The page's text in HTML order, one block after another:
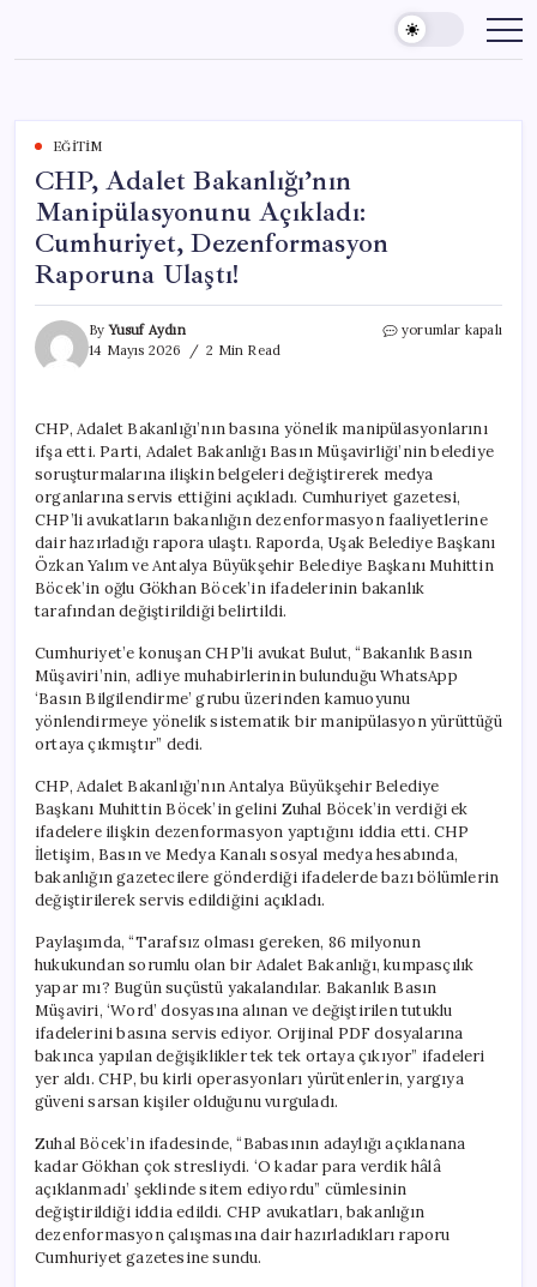
content
EĞITIM
CHP, Adalet Bakanlığı’nın
Manipülasyonunu Açıkladı:
Cumhuriyet, Dezenformasyon
Raporuna Ulaştı!
ByYusuf Aydın
14 Mayıs 2026
2 Min Read
CHP,
Cumhuriyet,
Dezenformasyon
Raporuna
Ulaştı!
için
yorumlar kapalı
CHP, Adalet Bakanlığı’nın basına yönelik manipülasyonlarını
ifşa etti. Parti, Adalet Bakanlığı Basın Müşavirliği’nin belediye
soruşturmalarına ilişkin belgeleri değiştirerek medya
organlarına servis ettiğini açıkladı. Cumhuriyet gazetesi,
CHP’li avukatların bakanlığın dezenformasyon faaliyetlerine
dair hazırladığı rapora ulaştı. Raporda, Uşak Belediye Başkanı
Özkan Yalım ve Antalya Büyükşehir Belediye Başkanı Muhittin
Böcek’in oğlu Gökhan Böcek’in ifadelerinin bakanlık
tarafından değiştirildiği belirtildi.
Cumhuriyet’e konuşan CHP’li avukat Bulut, “Bakanlık Basın
Müşaviri’nin, adliye muhabirlerinin bulunduğu WhatsApp
‘Basın Bilgilendirme’ grubu üzerinden kamuoyunu
yönlendirmeye yönelik sistematik bir manipülasyon yürüttüğü
ortaya çıkmıştır” dedi.
CHP, Adalet Bakanlığı’nın Antalya Büyükşehir Belediye
Başkanı Muhittin Böcek’in gelini Zuhal Böcek’in verdiği ek
ifadelere ilişkin dezenformasyon yaptığını iddia etti. CHP
İletişim, Basın ve Medya Kanalı sosyal medya hesabında,
bakanlığın gazetecilere gönderdiği ifadelerde bazı bölümlerin
değiştirilerek servis edildiğini açıkladı.
Paylaşımda, “Tarafsız olması gereken, 86 milyonun
hukukundan sorumlu olan bir Adalet Bakanlığı, kumpasçılık
yapar mı? Bugün suçüstü yakalandılar. Bakanlık Basın
Müşaviri, ‘Word’ dosyasına alınan ve değiştirilen tutuklu
ifadelerini basına servis ediyor. Orijinal PDF dosyalarına
bakınca yapılan değişiklikler tek tek ortaya çıkıyor” ifadeleri
yer aldı. CHP, bu kirli operasyonları yürütenlerin, yargıya
güveni sarsan kişiler olduğunu vurguladı.
Zuhal Böcek’in ifadesinde, “Babasının adaylığı açıklanana
kadar Gökhan çok stresliydi. ‘O kadar para verdik hâlâ
açıklanmadı’ şeklinde sitem ediyordu” cümlesinin
değiştirildiği iddia edildi. CHP avukatları, bakanlığın
dezenformasyon çalışmasına dair hazırladıkları raporu
Cumhuriyet gazetesine sundu.